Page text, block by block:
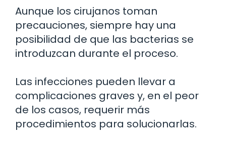
Aunque los cirujanos toman
precauciones, siempre hay una
posibilidad de que las bacterias se
introduzcan durante el proceso.
Las infecciones pueden llevar a
complicaciones graves y, en el peor
de los casos, requerir más
procedimientos para solucionarlas.